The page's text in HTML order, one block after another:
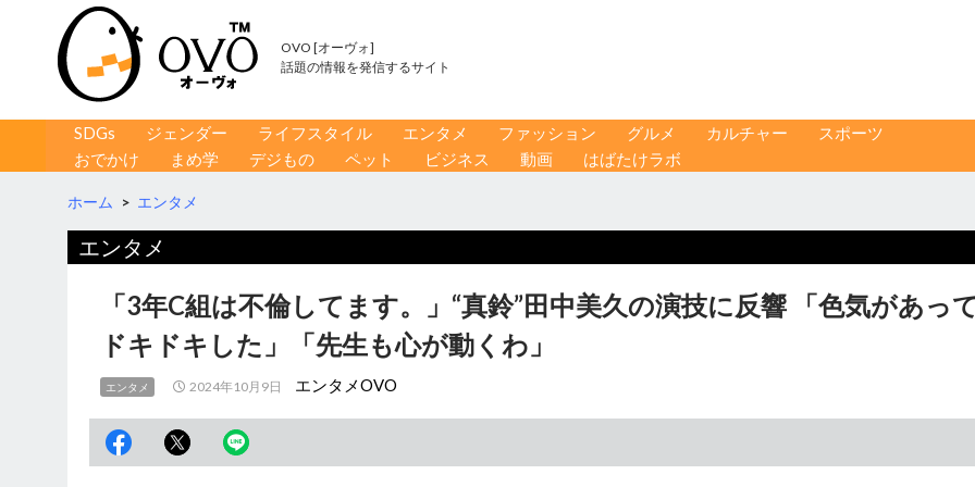
OVO [オーヴォ]
話題の情報を発信するサイト
コンテンツへ移動
SDGs ジェンダー ライフスタイル エンタメ ファッション グルメ カルチャー
スポーツ
おでかけ
まめ学 デジもの ペット ビジネス 動画 はばたけラボ
ホーム > エンタメ
エンタメ
「3年C組は不倫してます。」“真鈴”田中美久の演技に反響 「色気があっ
ドキドキした」「先生も心が動くわ」
エンタメ 2024年10月9日 エンタメOVO